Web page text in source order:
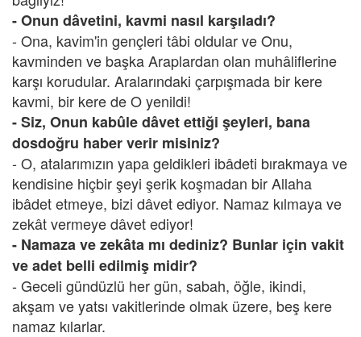
- Onun dâvetini, kavmi nasıl karşıladı?
- Ona, kavim'in gençleri tâbi oldular ve Onu,
kavminden ve başka Araplardan olan muhâliflerine
karşı korudular. Aralarındaki çarpışmada bir kere
kavmi, bir kere de O yenildi!
- Siz, Onun kabûle dâvet ettiği şeyleri, bana
dosdoğru haber verir misiniz?
- O, atalarımızın yapa geldikleri ibâdeti bırakmaya ve
kendisine hiçbir şeyi şerik koşmadan bir Allaha
ibâdet etmeye, bizi dâvet ediyor. Namaz kılmaya ve
zekât vermeye dâvet ediyor!
- Namaza ve zekâta mı dediniz? Bunlar için vakit
ve adet belli edilmiş midir?
- Geceli gündüzlü her gün, sabah, öğle, ikindi,
akşam ve yatsı vakitlerinde olmak üzere, beş kere
namaz kılarlar.